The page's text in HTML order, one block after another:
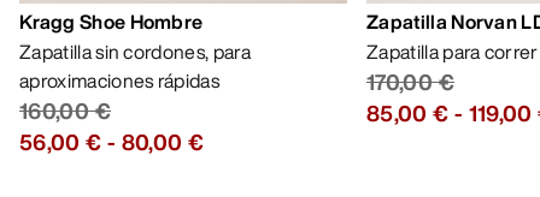
Kragg Shoe Hombre
Zapatilla sin cordones, para
aproximaciones rápidas
160,00 €
56,00 €- 80,00 €
Zapatilla Norvan
Zapatilla para
170,00 €
85,00 €-